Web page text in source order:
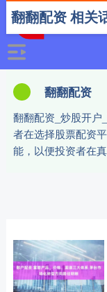
翻翻配资
翻翻配资_炒股开户
者在选择股票配资
能，以便投资者在
翻翻配资 相关